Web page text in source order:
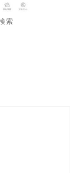
索